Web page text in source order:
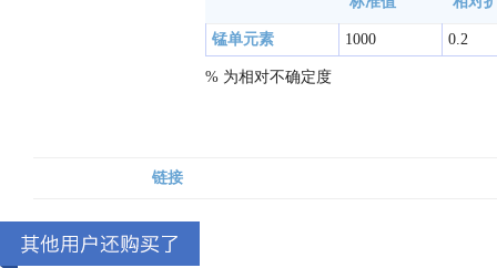
锰单元素 1000 0.2
% 为相对不确定度
链接